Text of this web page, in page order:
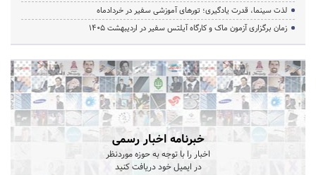
لذت سینما، قدرت یادگیری؛ تورهای آموزشی سفیر در خردادماه
زمان برگزاری آزمون ماک و کارگاه آیلتس سفیر در اردیبهشت 1405
خبرنامه اخبار رسمی
اخبار را با توجه به حوزه موردنظر
در ایمیل خود دریافت کنید